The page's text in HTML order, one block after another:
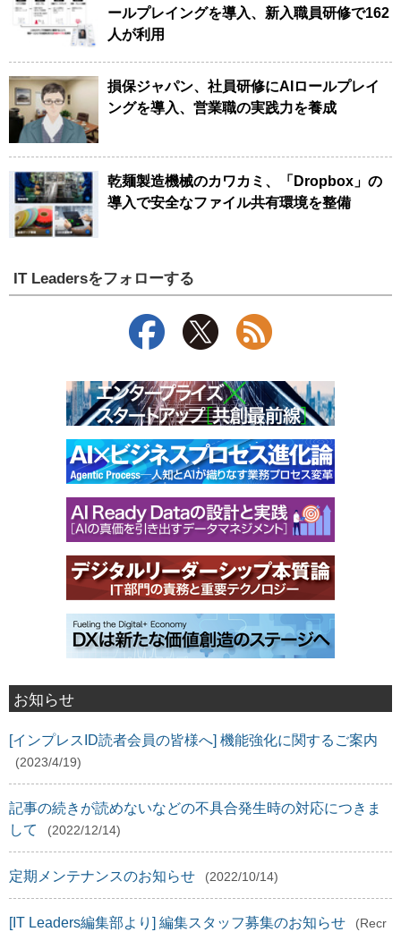
ールプレイングを導入、新入職員研修で162
人が利用
損保ジャパン、社員研修にAIロールプレイ
ングを導入、営業職の実践力を養成
乾麺製造機械のカワカミ、「Dropbox」の
導入で安全なファイル共有環境を整備
IT Leadersをフォローする
お知らせ
[インプレスID読者会員の皆様へ] 機能強化に関するご案内
(2023/4/19)
記事の続きが読めないなどの不具合発生時の対応につきま
して
(2022/12/14)
定期メンテナンスのお知らせ (2022/10/14)
[IT Leaders編集部より] 編集スタッフ募集のお知らせ
(Recr